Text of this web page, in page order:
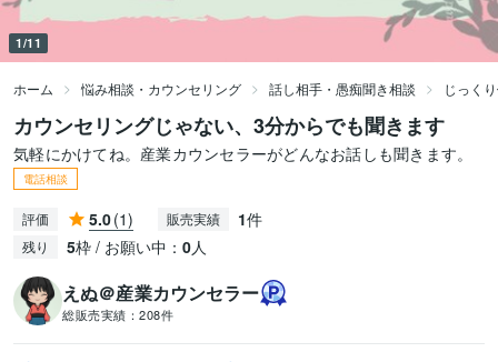
1/11
ホーム 悩み相談・カウンセリング 話し相手・愚痴聞き相談 じっく
カウンセリングじゃない、3分からでも聞きます
気軽にかけてね。産業カウンセラーがどんなお話しも聞きます。
電話相談
評価 5.0(1) 販売実績 1件
残り 5枠 / お願い中： 0人
えぬ＠産業カウンセラー
総販売実績： 208件